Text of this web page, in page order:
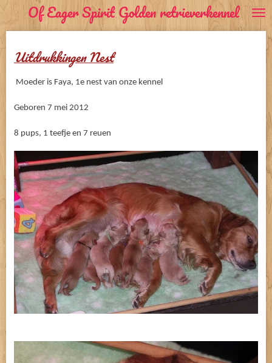
direct
de
hoofdinhoud
Of Eager Spirit Golden retrieverkennel
Uitdrukkingen Nest
Moeder is Faya, 1e nest van onze kennel
Geboren 7 mei 2012
8 pups, 1 teefje en 7 reuen